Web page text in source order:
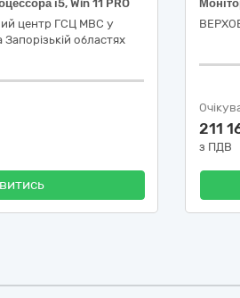
і5, Win 11 PRO
центр ГСЦ МВС у
областях
211
з ПДВ